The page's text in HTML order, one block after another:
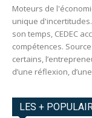
Moteurs de
unique
son temps, CEDEC
compétences.
certains,
d’une réflexion,
LES +